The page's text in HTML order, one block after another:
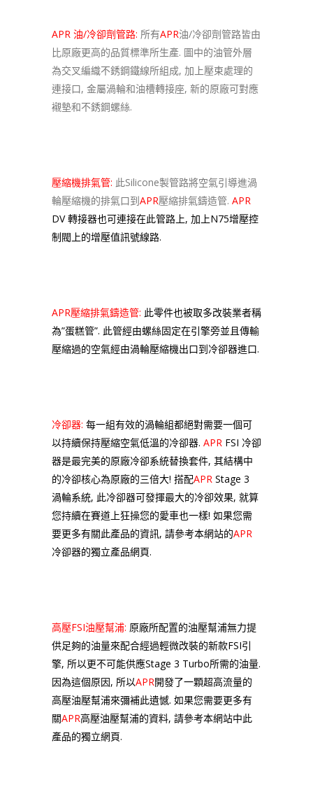
APR 油/冷卻劑管路: 所有APR油/冷卻劑管路皆由
比原廠更高的品質標準所生產. 圖中的油管外層
為交叉編織不銹鋼鐵線所組成, 加上壓束處理的
連接口, 金屬渦輪和油槽轉接座, 新的原廠可對應
襯墊和不銹鋼螺絲.
壓縮機排氣管: 此Silicone製管路將空氣引導進渦
輪壓縮機的排氣口到APR壓縮排氣鑄造管. APR
DV 轉接器也可連接在此管路上, 加上N75增壓控
制閥上的增壓值訊號線路.
APR壓縮排氣鑄造管: 此零件也被取多改裝業者稱
為”蛋糕管”. 此管經由螺絲固定在引擎旁並且傳輸
壓縮過的空氣經由渦輪壓縮機出口到冷卻器進口.
冷卻器: 每一組有效的渦輪組都絕對需要一個可
以持續保持壓縮空氣低溫的冷卻器. APR FSI 冷卻
器是最完美的原廠冷卻系統替換套件, 其結構中
的冷卻核心為原廠的三倍大! 搭配APR Stage 3
渦輪系統, 此冷卻器可發揮最大的冷卻效果, 就算
您持續在賽道上狂操您的愛車也一樣! 如果您需
要更多有關此產品的資訊, 請參考本網站的APR
冷卻器的獨立產品網頁.
高壓FSI油壓幫浦: 原廠所配置的油壓幫浦無力提
供足夠的油量來配合經過輕微改裝的新款FSI引
擎, 所以更不可能供應Stage 3 Turbo所需的油量.
因為這個原因, 所以APR開發了一顆超高流量的
高壓油壓幫浦來彌補此遺憾. 如果您需要更多有
關APR高壓油壓幫浦的資料, 請參考本網站中此
產品的獨立網頁.